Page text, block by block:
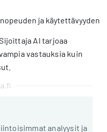
ja käytettävyyden
AI tarjoaa
vastauksia kuin
analyysit ja